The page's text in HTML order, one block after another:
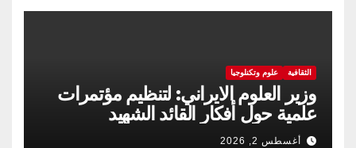
الثقافية علوم وتكنلوجيا
وزير العلوم الايراني: لتنظيم مؤتمرات
علمية حول أفكار القائد الشهيد
أغسطس 2, 2026